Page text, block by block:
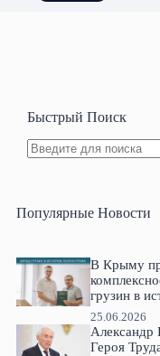
Быстрый Поиск
Популярные Новости
В Крыму
грузин в
25.06.2026
Александр
Героя